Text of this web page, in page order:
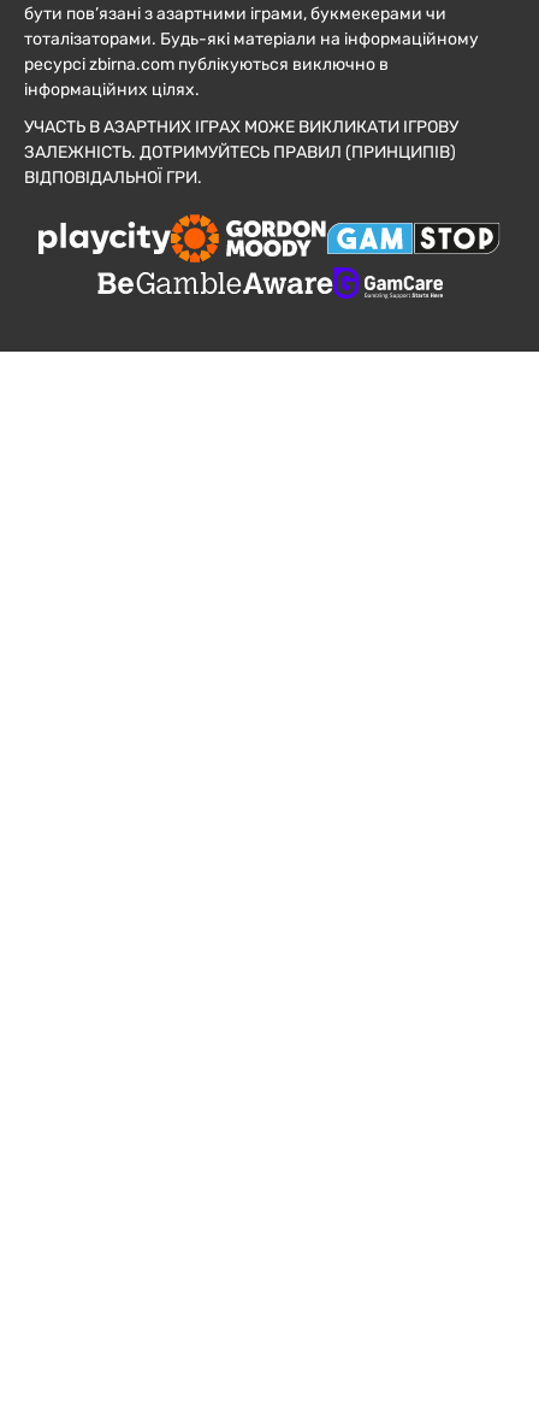
бути пов’язані з азартними іграми, букмекерами чи
тоталізаторами. Будь-які матеріали на інформаційному
ресурсі zbirna.com публікуються виключно в
інформаційних цілях.
УЧАСТЬ В АЗАРТНИХ ІГРАХ МОЖЕ ВИКЛИКАТИ ІГРОВУ
ЗАЛЕЖНІСТЬ. ДОТРИМУЙТЕСЬ ПРАВИЛ (ПРИНЦИПІВ)
ВІДПОВІДАЛЬНОЇ ГРИ.